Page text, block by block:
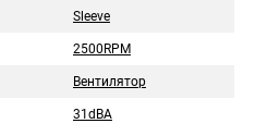
Sleeve
2500RPM
Вентилятор
31dBA